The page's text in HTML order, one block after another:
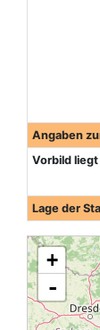
Angaben
Vorbild liegt
Lage der
+
-